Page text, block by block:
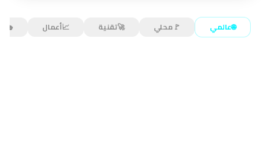
🌐عالمي 🚩محلي 🚀تقنية 📈أعمال 🎭